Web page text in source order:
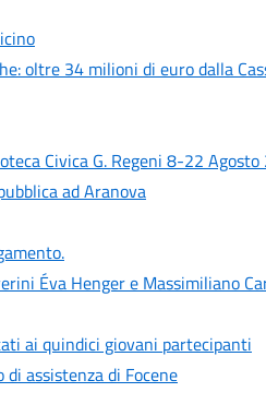
oltre 34 milioni di euro dalla
Civica G. Regeni 8-22 Agosto
ad Aranova
Éva Henger e Massimiliano
ai quindici giovani partecipanti
assistenza di Focene